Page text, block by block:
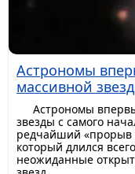
Астрономы
массивной
Астрономы
звезды с самого
редчайший «прорыв
который длился
неожиданные